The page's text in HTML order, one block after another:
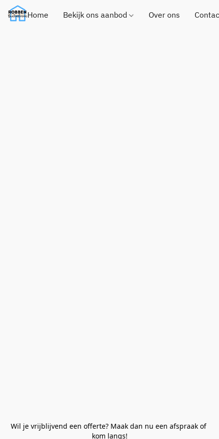
Home Bekijk ons aanbod Over ons
Wil je vrijblijvend een offerte? Maak dan nu een afspraak of
kom langs!